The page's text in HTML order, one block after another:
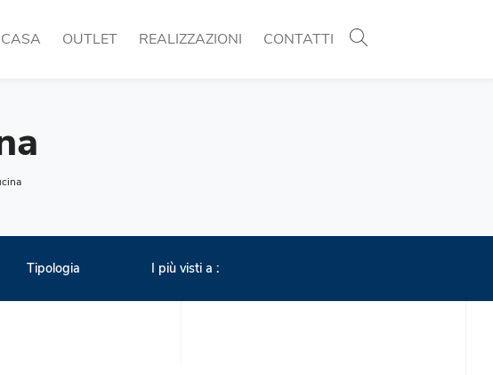
OUTLET REALIZZAZIONI CONTATTI
Tipologia I più visti a :